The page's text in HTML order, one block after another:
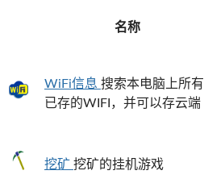
名称
WiFi信息 搜索本电脑上所有
已存的WIFI，并可以存云端
挖矿 挖矿的挂机游戏